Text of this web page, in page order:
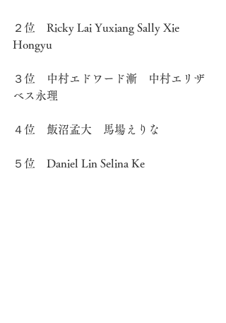
２位　Ricky Lai Yuxiang Sally Xie
Hongyu
３位　中村エドワード漸　中村エリザ
ベス永理
４位　飯沼孟大　馬場えりな
５位　Daniel Lin Selina Ke